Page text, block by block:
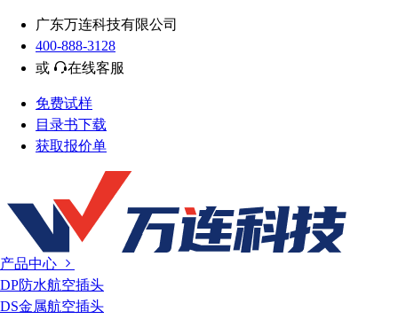
广东万连科技有限公司
400-888-3128
或
在线客服
免费试样
目录书下载
获取报价单
产品中心
DP防水航空插头
DS金属航空插头